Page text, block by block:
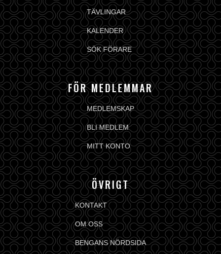
TÄVLINGAR
KALENDER
SÖK FÖRARE
FÖR MEDLEMMAR
MEDLEMSKAP
BLI MEDLEM
MITT KONTO
ÖVRIGT
KONTAKT
OM OSS
BENGANS NÖRDSIDA